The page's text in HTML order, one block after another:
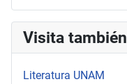
Visita también
Literatura UNAM